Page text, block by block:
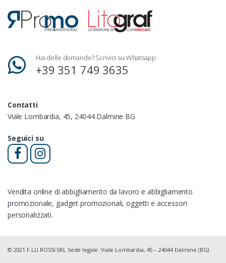
Hai delle domande? Scrivici su Whatsapp
+39 351 749 3635
Contatti
Viale Lombardia, 45, 24044 Dalmine BG
Seguici su
Vendita online di abbigliamento da lavoro e abbigliamento
promozionale, gadget promozionali, oggetti e accessori
personalizzati.
© 2021 F.LLI ROSSI SRL Sede legale: Viale Lombardia, 45 – 24044 Dalmine (BG)